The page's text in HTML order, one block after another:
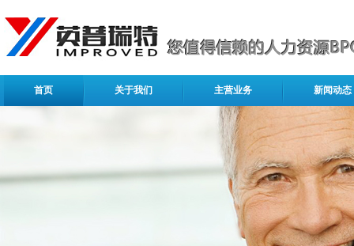
首页 关于我们 主营业务 新闻动态